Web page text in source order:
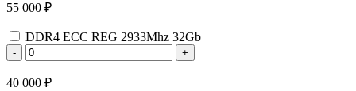
55 000 ₽
DDR4 ECC REG 2933Mhz 32Gb
- +
40 000 ₽